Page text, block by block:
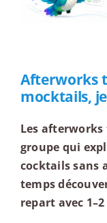
Afterworks
mocktails,
Les
groupe qui
cocktails sans
temps
repart avec